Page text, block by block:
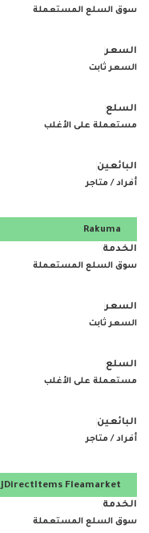
سوق السلع المستعملة
السعر ثابت
مستعملة على الأغلب
أفراد / متاجر
Rakuma
سوق السلع المستعملة
السعر ثابت
مستعملة على الأغلب
أفراد / متاجر
JDirectItems Fleamarket
سوق السلع المستعملة